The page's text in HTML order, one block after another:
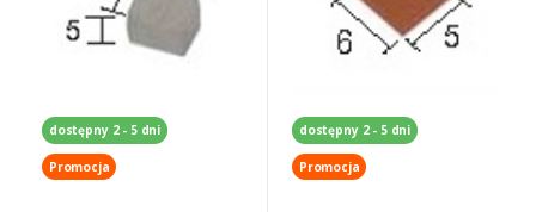
dostępny 2 - 5 dni
Promocja
dostępny 2 - 5 dni
Promocja